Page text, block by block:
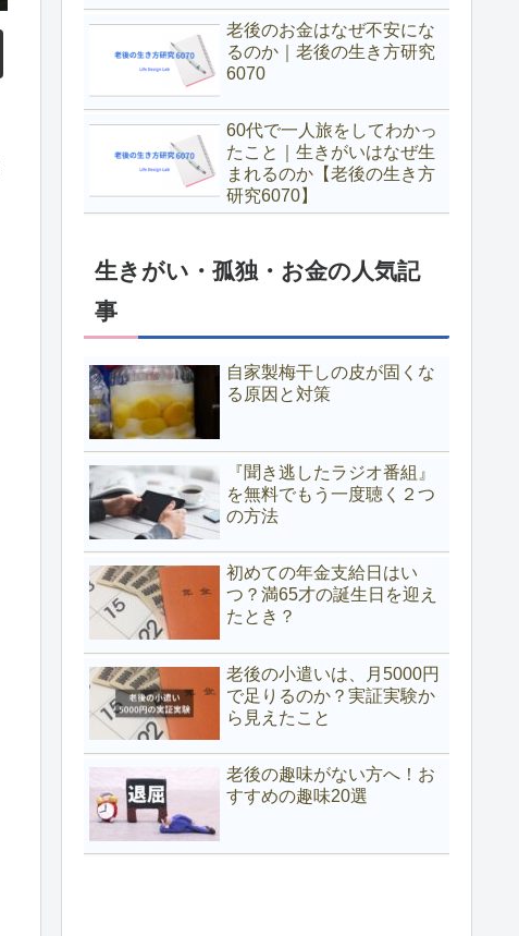
老後のお金はなぜ不安にな
るのか｜老後の生き方研究
6070
60代で一人旅をしてわかっ
たこと｜生きがいはなぜ生
まれるのか【老後の生き方
研究6070】
生きがい・孤独・お金の人気記
事
自家製梅干しの皮が固くな
る原因と対策
『聞き逃したラジオ番組』
を無料でもう一度聴く２つ
の方法
初めての年金支給日はい
つ？満65才の誕生日を迎え
たとき？
老後の小遣いは、月5000円
で足りるのか？実証実験か
ら見えたこと
老後の趣味がない方へ！お
すすめの趣味20選